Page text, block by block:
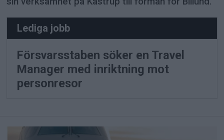
Lediga jobb
Försvarsstaben söker en Travel
Manager med inriktning mot
personresor